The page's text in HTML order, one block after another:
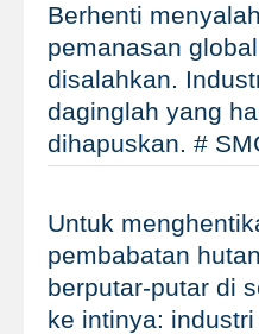
Berhenti
pemanasan
disalahkan.
daginglah yang
dihapuskan. #
Untuk
pembabatan
berputar-putar di
ke intinya: